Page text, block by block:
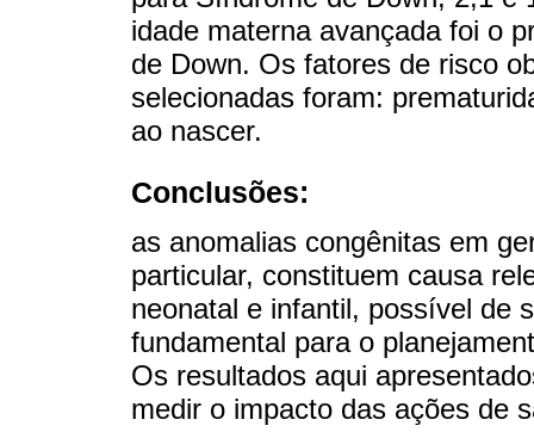
idade materna avançada foi o
de Down. Os fatores de risco
selecionadas foram:
ao nascer.
Conclusões:
as anomalias congênitas em
particular, constituem causa
neonatal e infantil, possível de
fundamental para o
Os resultados aqui
medir o impacto das ações de